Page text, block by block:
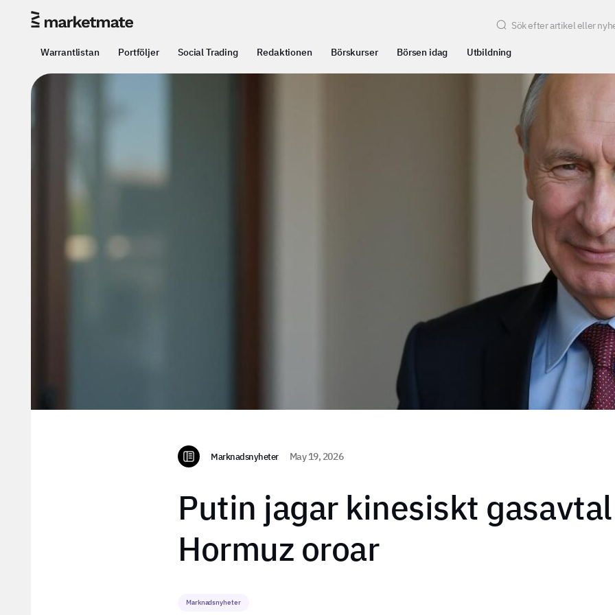
Warrantlistan Portföljer Social Trading Redaktionen Börskurser Börsen idag Utbildning
Marknadsnyheter May 19, 2026
Putin jagar kinesiskt
Hormuz oroar
Marknadsnyheter